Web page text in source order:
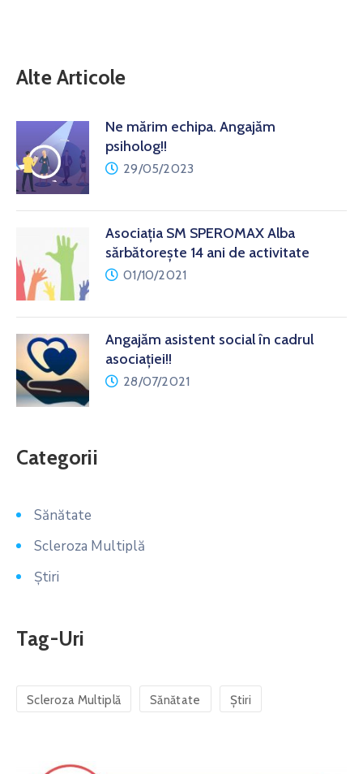
Alte Articole
Ne mărim echipa. Angajăm
psiholog!!
29/05/2023
Asociația SM SPEROMAX Alba
sărbătorește 14 ani de activitate
01/10/2021
Angajăm asistent social în cadrul
asociației!!
28/07/2021
Categorii
Sănătate
Scleroza Multiplă
Știri
Tag-Uri
Scleroza Multiplă Sănătate Știri